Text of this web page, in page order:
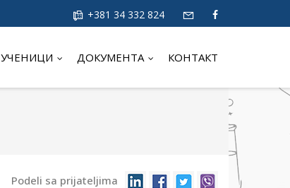
+381 34 332 824
УЧЕНИЦИ ДОКУМЕНТА КОНТАКТ
Podeli sa prijateljima